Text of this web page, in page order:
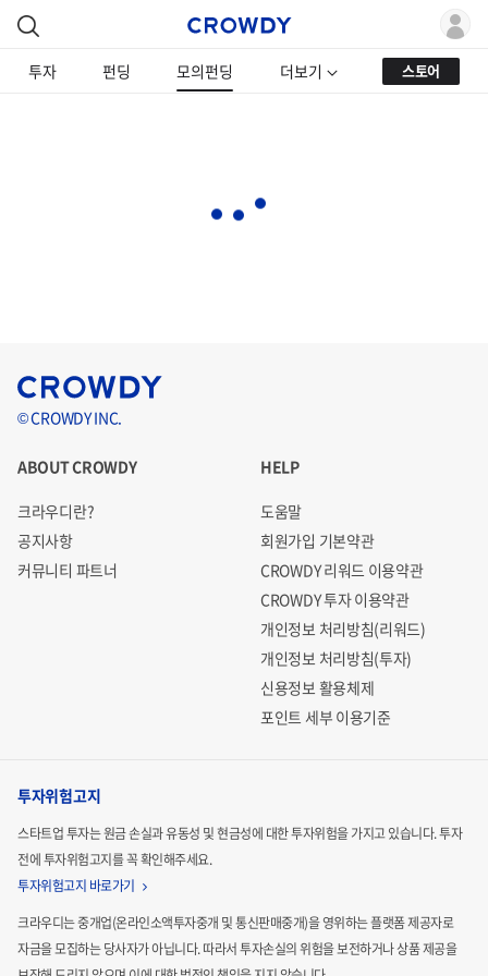
투자 펀딩 모의펀딩 더보기 스토어
© CROWDY INC.
ABOUT CROWDY
크라우디란?
공지사항
커뮤니티 파트너
HELP
도움말
회원가입 기본약관
CROWDY 리워드 이용약관
CROWDY 투자 이용약관
개인정보 처리방침(리워드)
개인정보 처리방침(투자)
신용정보 활용체제
포인트 세부 이용기준
투자위험고지
스타트업 투자는 원금 손실과 유동성 및 현금성에 대한 투자위험을 가지고 있습니다.투자
전에 투자위험고지를 꼭 확인해주세요.
투자위험고지 바로가기
크라우디는 중개업(온라인소액투자중개 및 통신판매중개)을 영위하는 플랫폼 제공자로
자금을 모집하는당사자가 아닙니다. 따라서 투자손실의 위험을 보전하거나 상품 제공을